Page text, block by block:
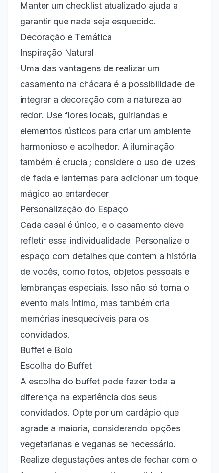
Manter um checklist atualizado ajuda a
garantir que nada seja esquecido.
Decoração e Temática
Inspiração Natural
Uma das vantagens de realizar um
casamento na chácara é a possibilidade de
integrar a decoração com a natureza ao
redor. Use flores locais, guirlandas e
elementos rústicos para criar um ambiente
harmonioso e acolhedor. A iluminação
também é crucial; considere o uso de luzes
de fada e lanternas para adicionar um toque
mágico ao entardecer.
Personalização do Espaço
Cada casal é único, e o casamento deve
refletir essa individualidade. Personalize o
espaço com detalhes que contem a história
de vocês, como fotos, objetos pessoais e
lembranças especiais. Isso não só torna o
evento mais íntimo, mas também cria
memórias inesquecíveis para os
convidados.
Buffet e Bolo
Escolha do Buffet
A escolha do buffet pode fazer toda a
diferença na experiência dos seus
convidados. Opte por um cardápio que
agrade a maioria, considerando opções
vegetarianas e veganas se necessário.
Realize degustações antes de fechar com o